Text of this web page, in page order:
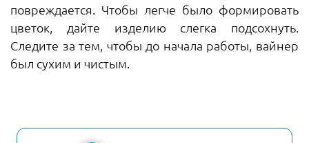
повреждается. Чтобы легче было формировать
цветок, дайте изделию слегка подсохнуть.
Следите за тем, чтобы до начала работы, вайнер
был сухим и чистым.